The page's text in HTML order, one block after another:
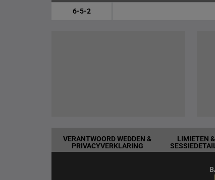
6-5-2
VERANTWOORD WEDDEN &
PRIVACYVERKLARING
LIMIETEN &